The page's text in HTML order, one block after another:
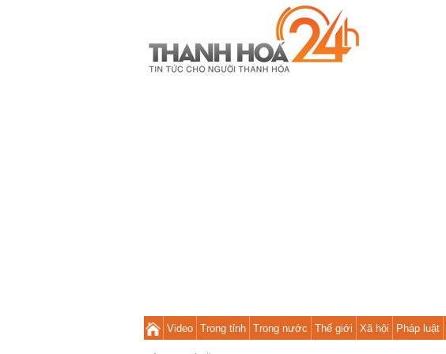
Video Trong tỉnh Trong nước Thế giới Xã hội Pháp luật